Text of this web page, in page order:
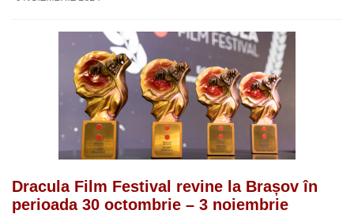
Dracula Film Festival revine la Brașov în
perioada 30 octombrie – 3 noiembrie